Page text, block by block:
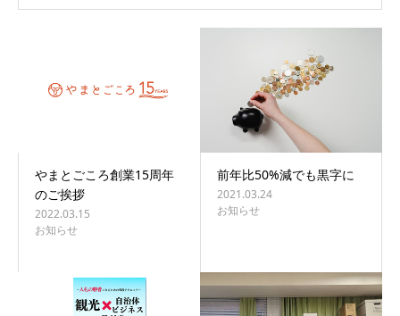
やまとごころ創業15周年
のご挨拶
2022.03.15
お知らせ
前年比50%減でも黒字に
2021.03.24
お知らせ